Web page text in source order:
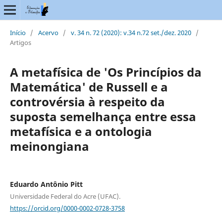
Início / Acervo / v. 34 n. 72 (2020): v.34 n.72 set./dez. 2020 /
Artigos
A metafísica de 'Os Princípios da
Matemática' de Russell e a
controvérsia à respeito da
suposta semelhança entre essa
metafísica e a ontologia
meinongiana
Eduardo Antônio Pitt
Universidade Federal do Acre (UFAC).
https://orcid.org/0000-0002-0728-3758